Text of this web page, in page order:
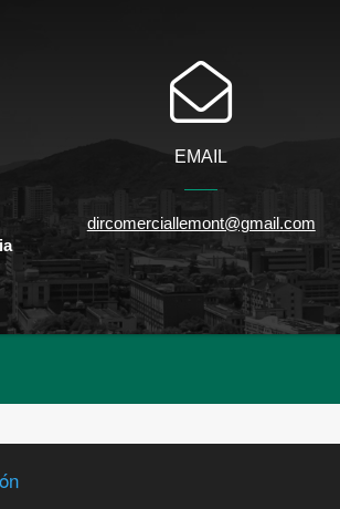
EMAIL
dircomerciallemont@gmail.com